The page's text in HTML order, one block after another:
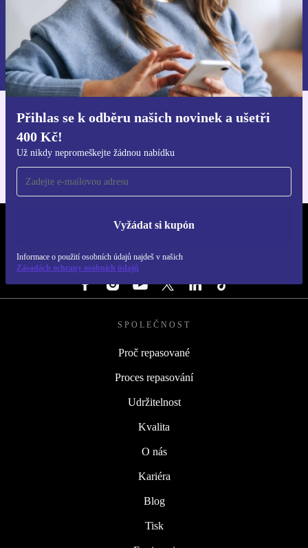
Přihlas se k odběru našich novinek a ušetři
400 Kč!
Už nikdy nepromeškejte žádnou nabídku
Vyžádat si kupón
Informace o použití osobních údajů najdeš v našich
Zásadách ochrany osobních údajů
Chci voucher
Informace o použití osobních údajů najdeš v našich
Zásadách ochrany osobních údajů.
Stáhni si aplikaci refurbed
REFURBED ČESKO - RETHINK NEW.
SLEDUJ NÁS
SPOLEČNOST
Proč repasované
Proces repasování
Udržitelnost
Kvalita
O nás
Kariéra
Blog
Tisk